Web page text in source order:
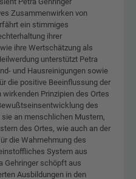
Zusammenwirken von
ein stimmiges
ihrer
ihre Wertschätzung als
unterstützt Petra
und Hausreinigungen sowie
die positive Beeinflussung der
Prinzipien des Ortes
des
an menschlichen Mustern,
des Ortes, wie auch an der
die Wahrnehmung des
System aus
Gehringer schöpft aus
Ausbildungen in den